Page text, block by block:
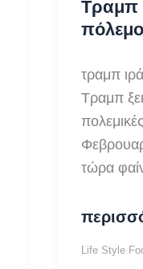
Τραμπ
τραμπ
Τραμπ
τώρα
τραμπ
ιράν
Life Style